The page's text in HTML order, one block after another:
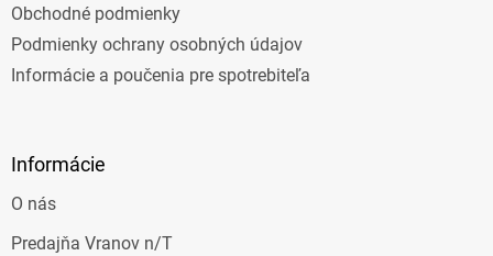
Obchodné podmienky
Podmienky ochrany osobných údajov
Informácie a poučenia pre spotrebiteľa
Informácie
O nás
Predajňa Vranov n/T